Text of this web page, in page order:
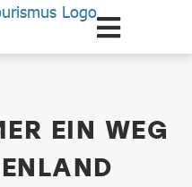
EIN WEG